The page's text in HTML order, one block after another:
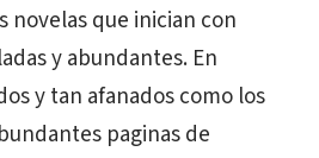
novelas que inician con
y abundantes. En
y tan afanados como los
paginas de